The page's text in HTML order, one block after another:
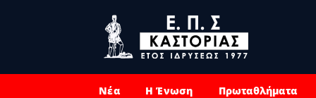
Νέα Η Ένωση Πρωταθλήματα